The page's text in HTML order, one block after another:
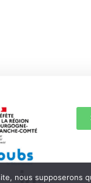
nous supposerons